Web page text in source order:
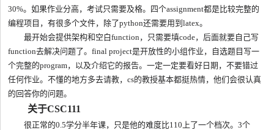
30%。如果作业分高，考试只需要及格。四个assignment都是比较完整的
编程项目，有很多个文件，除了python还需要用到latex。
最开始会提供架构和空白function，只需要填code，后面就要自己写
function去解决问题了。final project是开放性的小组作业，自选题目写一
个完整的program，以及介绍它的报告。一定一定要看好日期，不要错过
任何作业。不懂的地方多去请教，cs的教授基本都挺热情，他们会很认真
的回答你的问题。
关于CSC111
很正常的0.5学分半年课，只是他的难度比110上了一个档次。3个